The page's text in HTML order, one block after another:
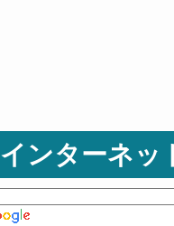
インターネッ